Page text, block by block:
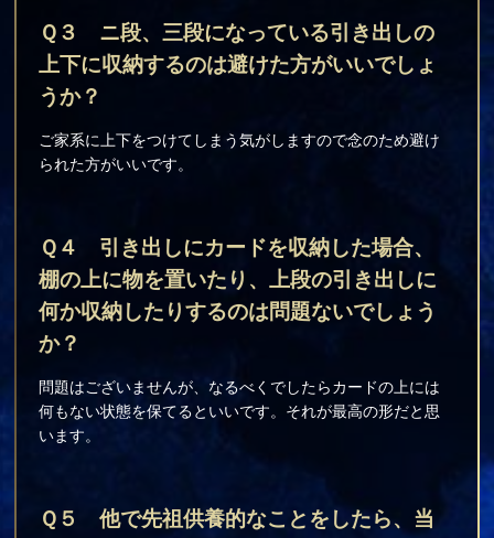
Ｑ３ ニ段、三段になっている引き出しの
上下に収納するのは避けた方がいいでしょ
うか？
ご家系に上下をつけてしまう気がしますので念のため避け
られた方がいいです。
Ｑ４ 引き出しにカードを収納した場合、
棚の上に物を置いたり、上段の引き出しに
何か収納したりするのは問題ないでしょう
か？
問題はございませんが、なるべくでしたらカードの上には
何もない状態を保てるといいです。それが最高の形だと思
います。
Ｑ５ 他で先祖供養的なことをしたら、当